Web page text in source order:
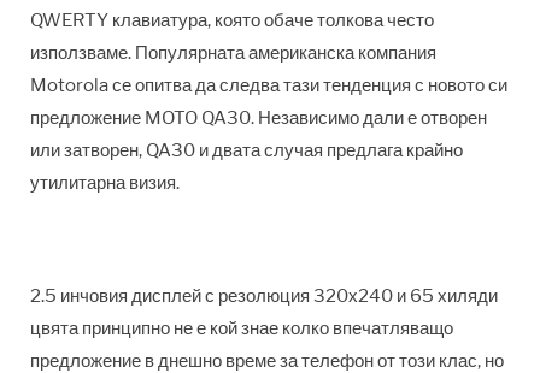
QWERTY клавиатура, която обаче толкова често
използваме. Популярната американска компания
Motorola се опитва да следва тази тенденция с новото си
предложение MOTO QA30. Независимо дали е отворен
или затворен, QA30 и двата случая предлага крайно
утилитарна визия.
2.5 инчовия дисплей с резолюция 320х240 и 65 хиляди
цвята принципно не е кой знае колко впечатляващо
предложение в днешно време за телефон от този клас, но